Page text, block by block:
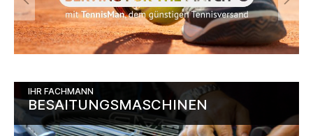
IHR FACHMANN
BESAITUNGSMASCHINEN